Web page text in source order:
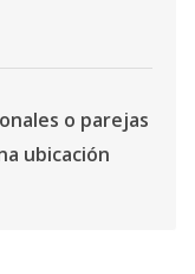
o parejas
ubicación